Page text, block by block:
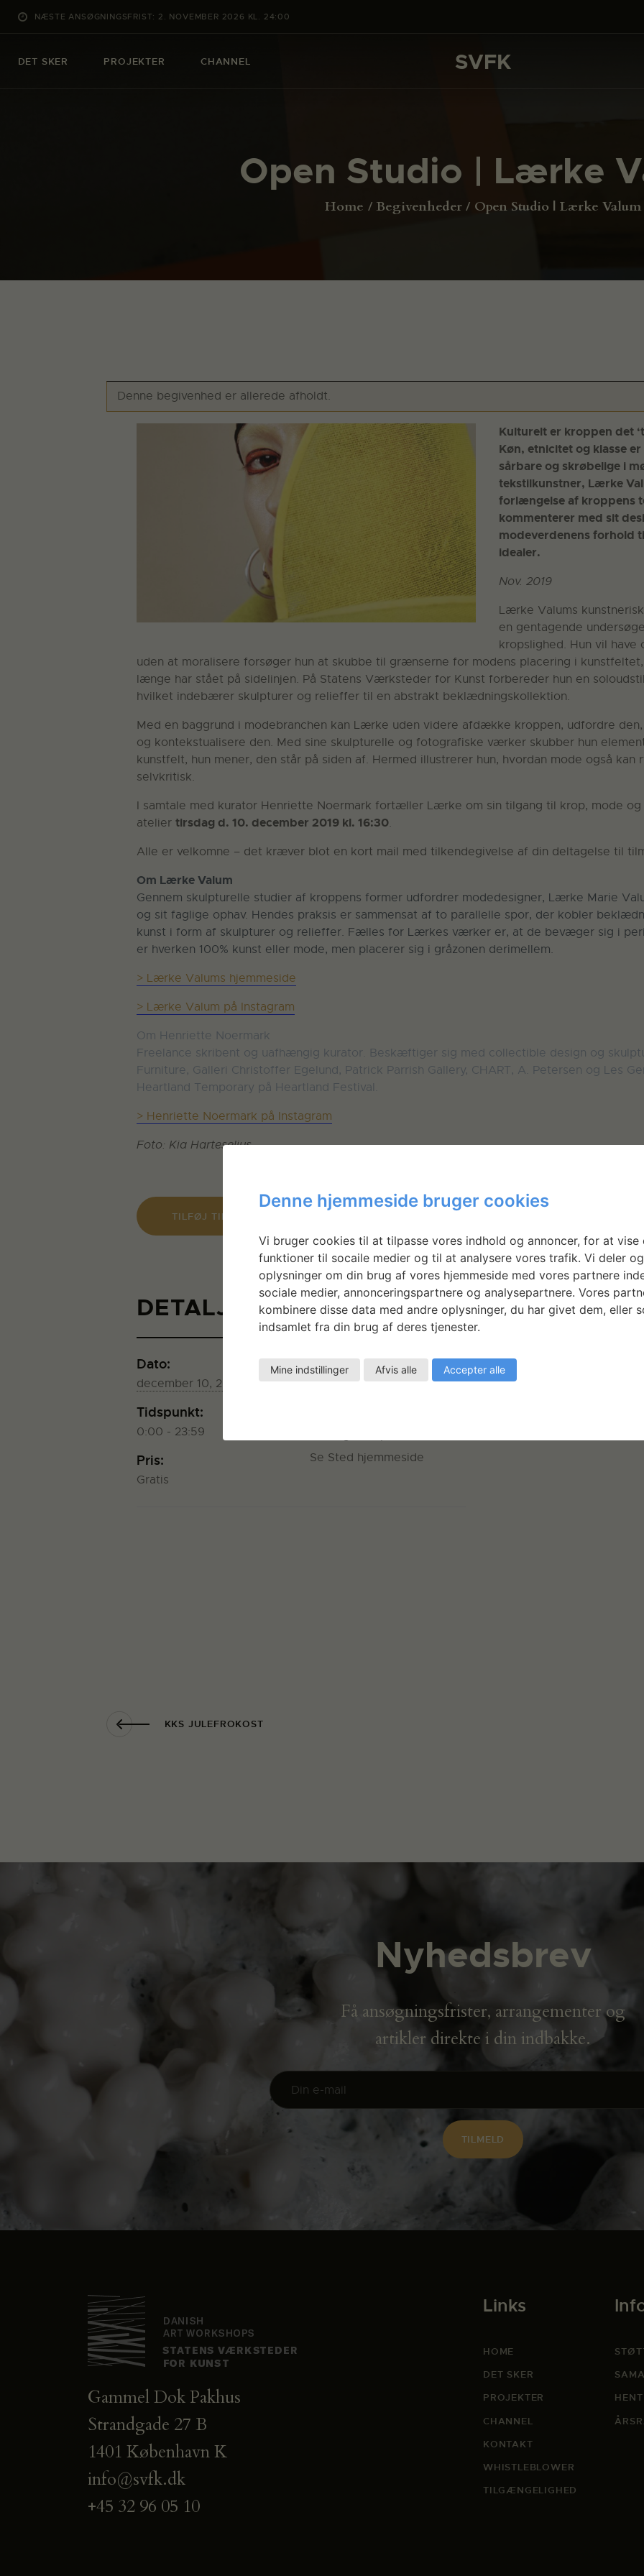
NÆSTE ANSØGNINGSFRIST: 2. NOVEMBER 2026 KL. 24:00
DET SKER PROJEKTER CHANNEL SVFK
Open Studio | Lærke
Home Begivenheder Open Studio | Lærke Valum
SVFK
PROJEKTER
OM SVFK
ENGLISH
Denne begivenhed er allerede afholdt.
Kulturelt er kroppen det
Køn, etnicitet og klasse
sårbare og skrøbelige i
tekstilkunstner, Lærke
forlængelse af kroppens
kommenterer med sit
modeverdenens forhold
idealer.
Nov. 2019
Lærke Valums
en gentagende
kropslighed. Hun vil
uden at moralisere forsøger hun at skubbe til grænserne for modens placering i
længe har stået på sidelinjen. På Statens Værksteder for Kunst forbereder hun en
hvilket indebærer skulpturer og relieffer til en abstrakt beklædningskollektion.
Med en baggrund i modebranchen kan Lærke uden videre afdække kroppen, udfordre
og kontekstualisere den. Med sine skulpturelle og fotografiske værker skubber hun
kunstfelt, hun mener, den står på siden af. Hermed illustrerer hun, hvordan mode også
selvkritisk.
I samtale med kurator Henriette Noermark fortæller Lærke om sin tilgang til krop, mode og
atelier tirsdag d. 10. december 2019 kl. 16:30.
Alle er velkomne – det kræver blot en kort mail med tilkendegivelse af din deltagelse til
Om Lærke Valum
Gennem skulpturelle studier af kroppens former udfordrer modedesigner, Lærke Marie
og sit faglige ophav. Hendes praksis er sammensat af to parallelle spor, der kobler
kunst i form af skulpturer og relieffer. Fælles for Lærkes værker er, at de bevæger sig i
er hverken 100% kunst eller mode, men placerer sig i gråzonen derimellem.
> Lærke Valums hjemmeside
> Lærke Valum på Instagram
Om Henriette Noermark
Freelance skribent og uafhængig kurator. Beskæftiger sig med collectible design og
Furniture, Galleri Christoffer Egelund, Patrick Parrish Gallery, CHART, A. Petersen og Les
Heartland Temporary på Heartland Festival.
> Henriette Noermark på Instagram
Foto: Kia Harteselius
TILFØJ TIL KALENDER
DETALJER
Dato:
december 10, 2019
Tidspunkt:
0:00 - 23:59
Pris:
Gratis
STED
Statens Værksteder for
Kunst
Se Sted hjemmeside
KKS JULEFROKOST
Nyhedsbrev
Få ansøgningsfrister, arrangementer og
artikler direkte i din indbakke.
Gammel Dok Pakhus
Strandgade 27 B
1401 København K
info@svfk.dk
+45 32 96 05 10
Links
HOME
DET SKER
PROJEKTER
CHANNEL
KONTAKT
WHISTLEBLOWER
TILGÆNGELIGHED
Denne hjemmeside bruger cookies
Vi bruger cookies til at tilpasse vores indhold og annoncer, for at vise
funktioner til socaile medier og til at analysere vores trafik. Vi deler
oplysninger om din brug af vores hjemmeside med vores partnere
sociale medier, annonceringspartnere og analysepartnere. Vores
kombinere disse data med andre oplysninger, du har givet dem, eller
indsamlet fra din brug af deres tjenester.
Mine indstillinger Afvis alle Accepter alle